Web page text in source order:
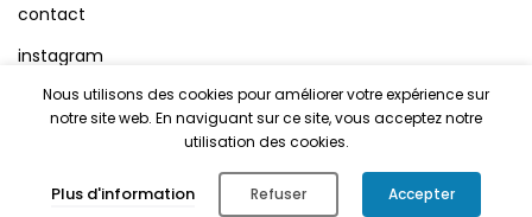
contact
instagram
facebook
conditions d'utilisation
Nous utilisons des cookies pour améliorer votre expérience sur
notre site web. En naviguant sur ce site, vous acceptez notre
utilisation des cookies.
Plus d'information Refuser Accepter